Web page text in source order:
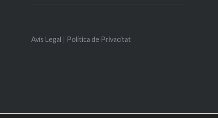
Avís Legal | Política de Privacitat